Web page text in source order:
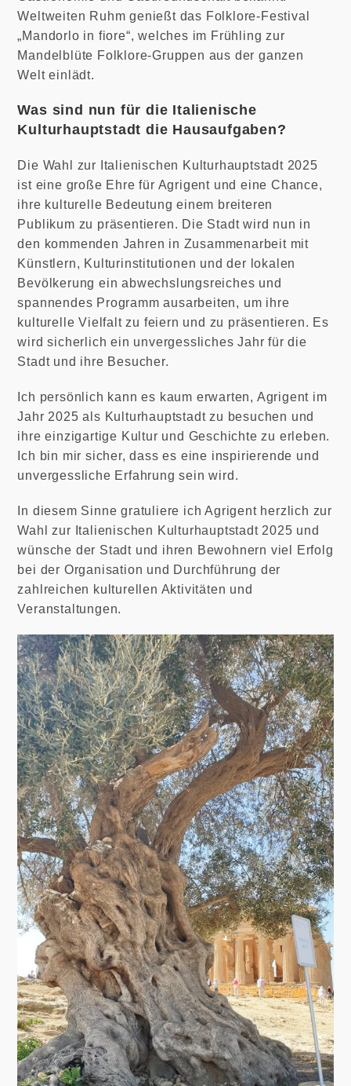
Weltweiten Ruhm genießt das Folklore-Festival
„Mandorlo in fiore“, welches im Frühling zur
Mandelblüte Folklore-Gruppen aus der ganzen
Welt einlädt.
Was sind nun für die Italienische
Kulturhauptstadt die Hausaufgaben?
Die Wahl zur Italienischen Kulturhauptstadt 2025
ist eine große Ehre für Agrigent und eine Chance,
ihre kulturelle Bedeutung einem breiteren
Publikum zu präsentieren. Die Stadt wird nun in
den kommenden Jahren in Zusammenarbeit mit
Künstlern, Kulturinstitutionen und der lokalen
Bevölkerung ein abwechslungsreiches und
spannendes Programm ausarbeiten, um ihre
kulturelle Vielfalt zu feiern und zu präsentieren. Es
wird sicherlich ein unvergessliches Jahr für die
Stadt und ihre Besucher.
Ich persönlich kann es kaum erwarten, Agrigent im
Jahr 2025 als Kulturhauptstadt zu besuchen und
ihre einzigartige Kultur und Geschichte zu erleben.
Ich bin mir sicher, dass es eine inspirierende und
unvergessliche Erfahrung sein wird.
In diesem Sinne gratuliere ich Agrigent herzlich zur
Wahl zur Italienischen Kulturhauptstadt 2025 und
wünsche der Stadt und ihren Bewohnern viel Erfolg
bei der Organisation und Durchführung der
zahlreichen kulturellen Aktivitäten und
Veranstaltungen.